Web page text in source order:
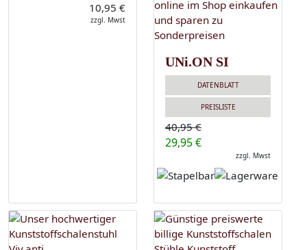
10,95 €
zzgl. Mwst
UNi.ON SI
DATENBLATT
PREISLISTE
40,95 €
29,95 €
zzgl. Mwst